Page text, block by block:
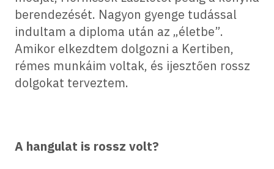
berendezését. Nagyon gyenge tudással
indultam a diploma után az „életbe”.
Amikor elkezdtem dolgozni a Kertiben,
rémes munkáim voltak, és ijesztően rossz
dolgokat terveztem.
A hangulat is rossz volt?